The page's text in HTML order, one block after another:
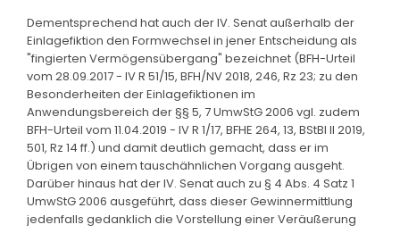
Dementsprechend hat auch der IV. Senat außerhalb der
Einlagefiktion den Formwechsel in jener Entscheidung als
"fingierten Vermögensübergang" bezeichnet (BFH-Urteil
vom 28.09.2017 - IV R 51/15, BFH/NV 2018, 246, Rz 23; zu den
Besonderheiten der Einlagefiktionen im
Anwendungsbereich der §§ 5, 7 UmwStG 2006 vgl. zudem
BFH-Urteil vom 11.04.2019 - IV R 1/17, BFHE 264, 13, BStBl II 2019,
501, Rz 14 ff.) und damit deutlich gemacht, dass er im
Übrigen von einem tauschähnlichen Vorgang ausgeht.
Darüber hinaus hat der IV. Senat auch zu § 4 Abs. 4 Satz 1
UmwStG 2006 ausgeführt, dass dieser Gewinnermittlung
jedenfalls gedanklich die Vorstellung einer Veräußerung